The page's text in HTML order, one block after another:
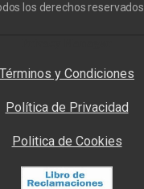
los derechos reservados
Términos y Condiciones
Política de Privacidad
Politica de Cookies